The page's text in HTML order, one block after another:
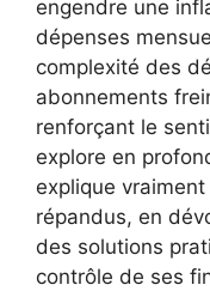
engendre une
dépenses
complexité des
abonnements
renforçant le
explore en
explique
répandus, en
des solutions
contrôle de ses